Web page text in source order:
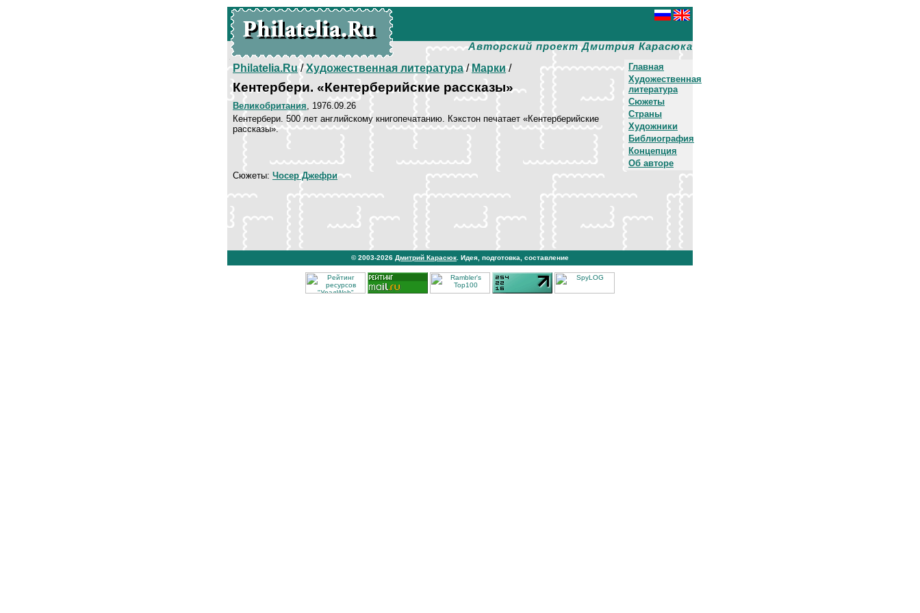
Авторский проект Дмитрия Карасюка
Главная
Художественная
литература
Сюжеты
Страны
Художники
Библиография
Концепция
Об авторе
Philatelia.Ru/Художественная литература/Марки/
Кентербери. «Кентерберийские рассказы»
Великобритания, 1976.09.26
Кентербери. 500 лет английскому книгопечатанию. Кэкстон печатает «Кентерберийские
рассказы».
Сюжеты: Чосер Джефри
© 2003-2026 Дмитрий Карасюк . Идея, подготовка, составление